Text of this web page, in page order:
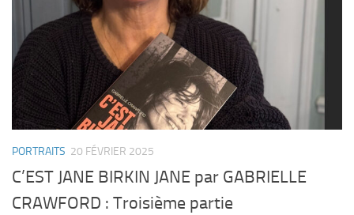
PORTRAITS 20 FÉVRIER 2025
C’EST JANE BIRKIN JANE par GABRIELLE
CRAWFORD : Troisième partie